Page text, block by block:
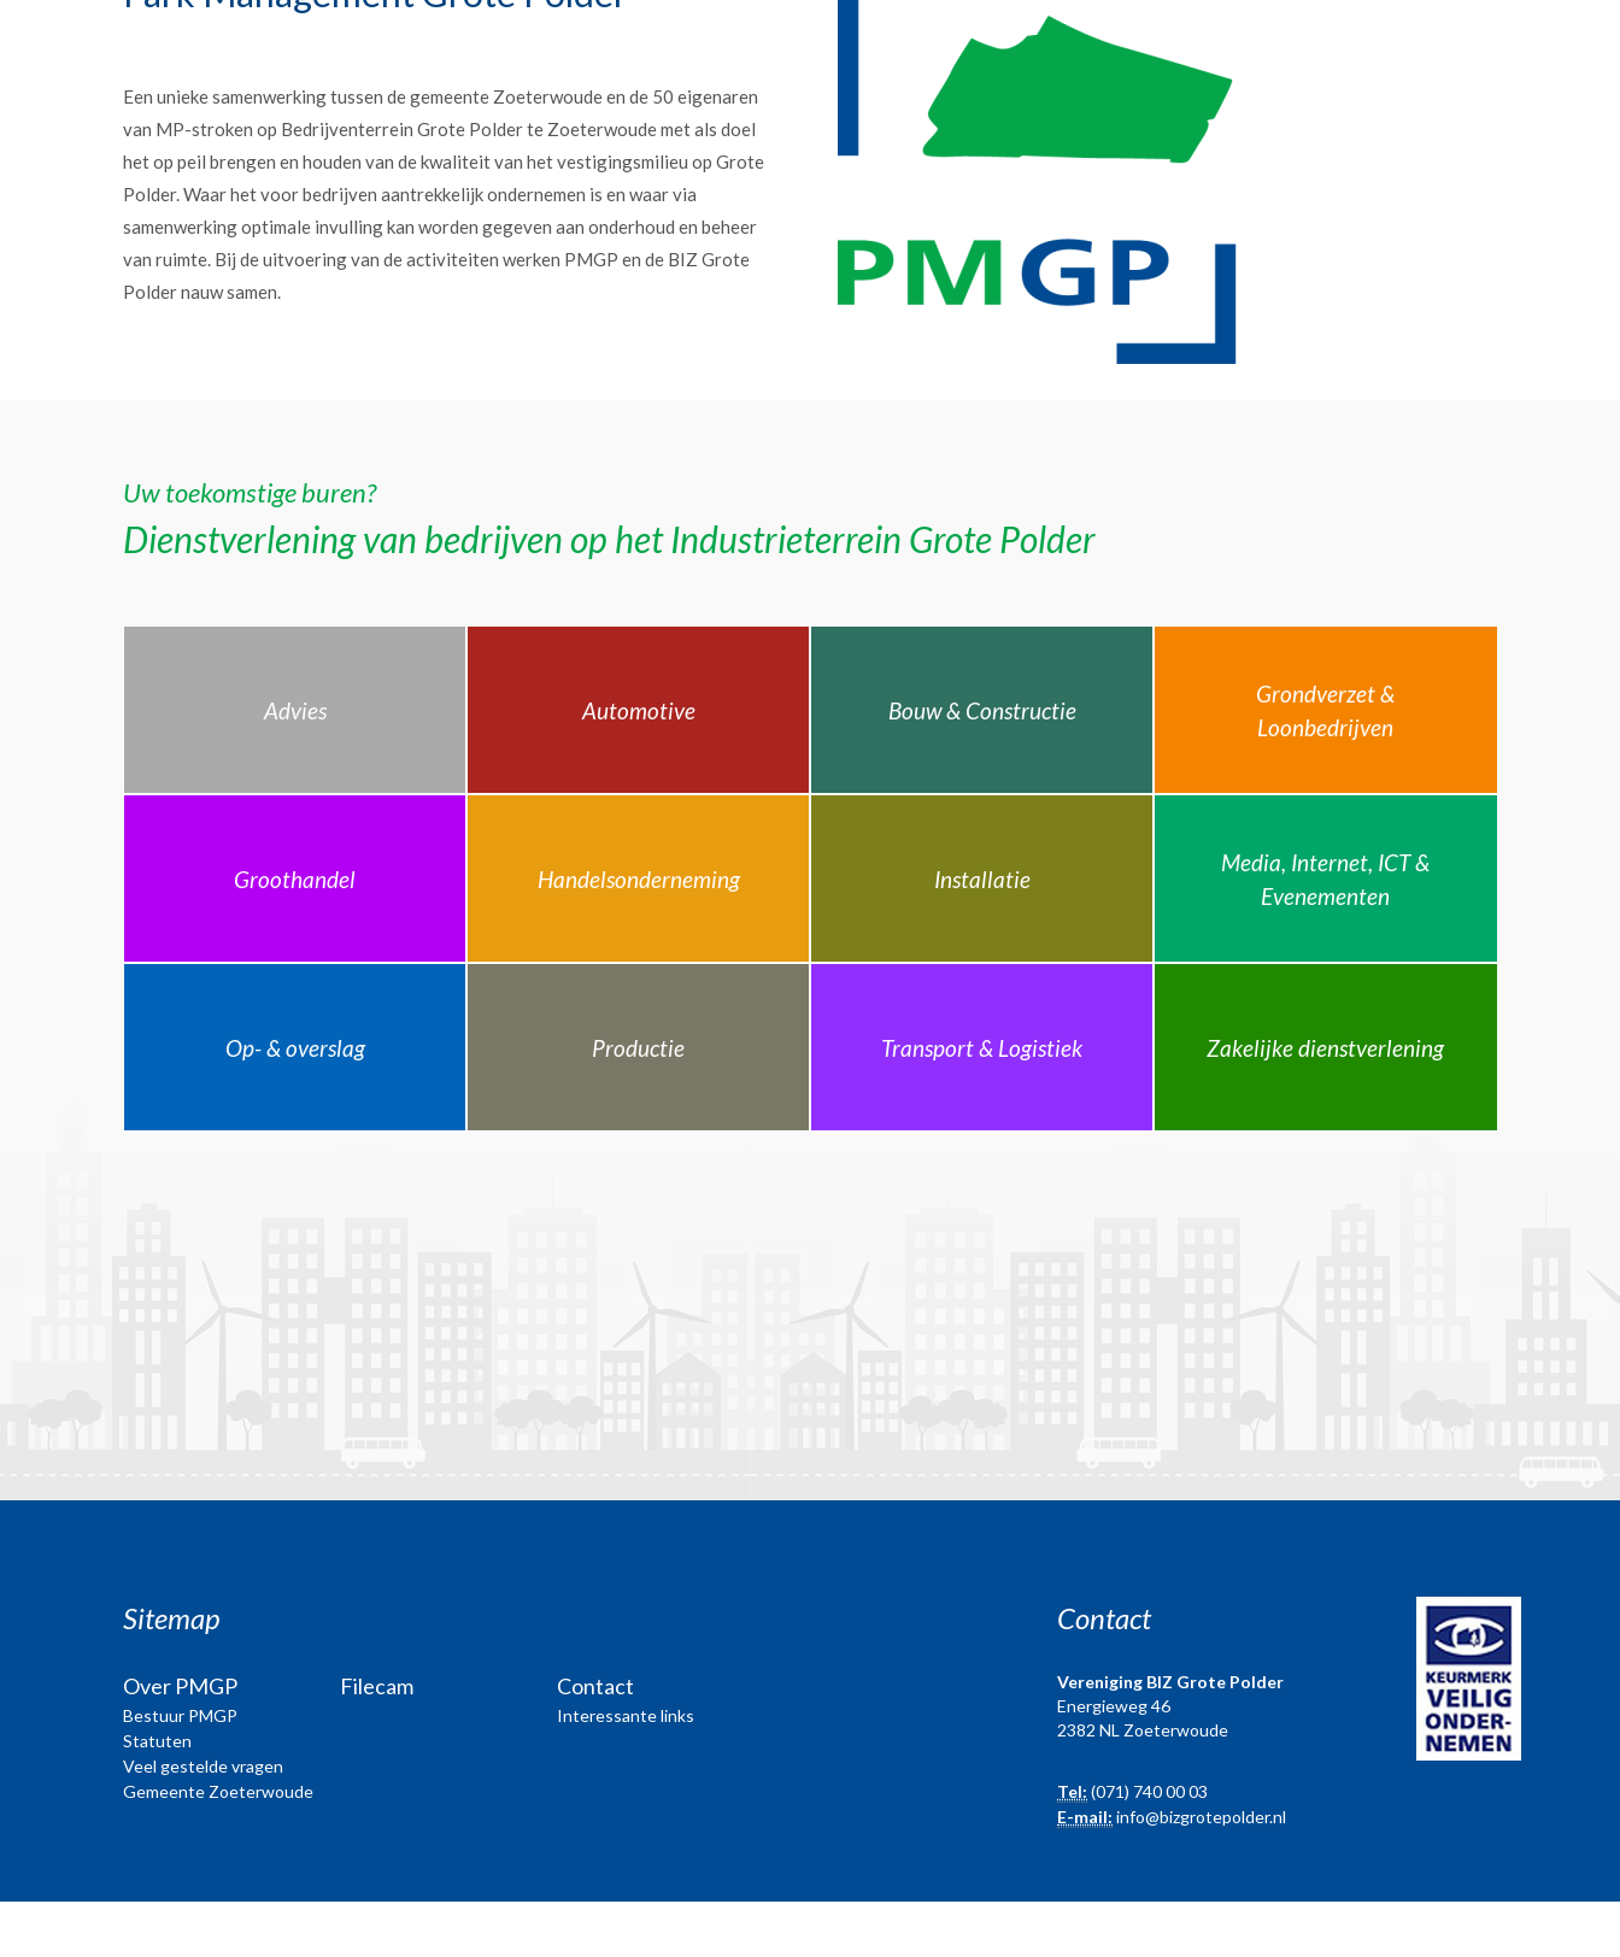
Een unieke samenwerking tussen de gemeente Zoeterwoude en de 50 eigenaren
van MP-stroken op Bedrijventerrein Grote Polder te Zoeterwoude met als doel
het op peil brengen en houden van de kwaliteit van het vestigingsmilieu op Grote
Polder. Waar het voor bedrijven aantrekkelijk ondernemen is en waar via
samenwerking optimale invulling kan worden gegeven aan onderhoud en beheer
van ruimte. Bij de uitvoering van de activiteiten werken PMGP en de BIZ Grote
Polder nauw samen.
Uw toekomstige buren?
Dienstverlening van bedrijven op het Industrieterrein Grote Polder
Advies Automotive Bouw & Constructie
Grondverzet &
Loonbedrijven
Groothandel Handelsonderneming Installatie
Media, Internet, ICT &
Evenementen
Op- & overslag Productie Transport & Logistiek Zakelijke dienstverlening
Sitemap
Over PMGP
Bestuur PMGP
Statuten
Veel gestelde vragen
Gemeente Zoeterwoude
Filecam Contact
Interessante links
Contact
Vereniging BIZ Grote Polder
Energieweg 46
2382 NL Zoeterwoude
Tel: (071) 740 00 03
E-mail: info@bizgrotepolder.nl